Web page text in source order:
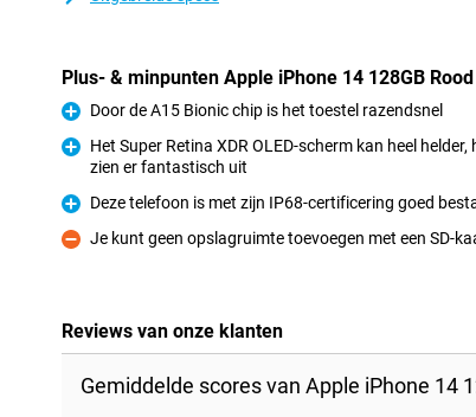
Plus- & minpunten Apple iPhone 14 128GB
Pluspunt
Door de A15 Bionic chip is het toestel razendsnel
Pluspunt
Het Super Retina XDR OLED-scherm kan heel
zien er fantastisch uit
Pluspunt
Deze telefoon is met zijn IP68-certificering goed
Minpunt
Je kunt geen opslagruimte toevoegen met een SD-
Reviews van onze klanten
Gemiddelde scores van Apple iPhone 14